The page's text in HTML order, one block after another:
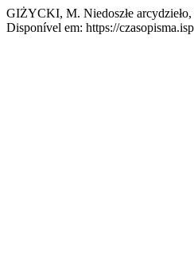
GIŻYCKI, M. Niedoszłe
Disponível em: https://